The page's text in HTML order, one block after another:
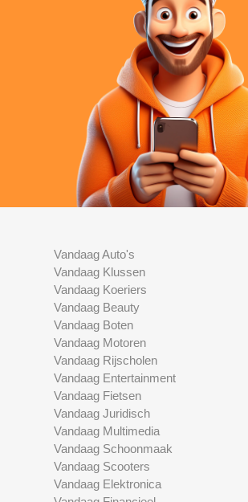
Vandaag Auto's
Vandaag Klussen
Vandaag Koeriers
Vandaag Beauty
Vandaag Boten
Vandaag Motoren
Vandaag Rijscholen
Vandaag Entertainment
Vandaag Fietsen
Vandaag Juridisch
Vandaag Multimedia
Vandaag Schoonmaak
Vandaag Scooters
Vandaag Elektronica